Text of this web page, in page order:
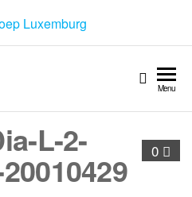
Menu
0
L-2-